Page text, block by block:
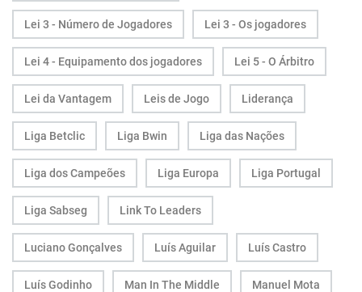
Lei 3 - Número de Jogadores Lei 3 - Os jogadores
Lei 4 - Equipamento dos jogadores Lei 5 - O Árbitro
Lei da Vantagem Leis de Jogo Liderança
Liga Betclic Liga Bwin Liga das Nações
Liga dos Campeões Liga Europa Liga Portugal
Liga Sabseg Link To Leaders
Luciano Gonçalves Luís Aguilar Luís Castro
Luís Godinho Man In The Middle Manuel Mota